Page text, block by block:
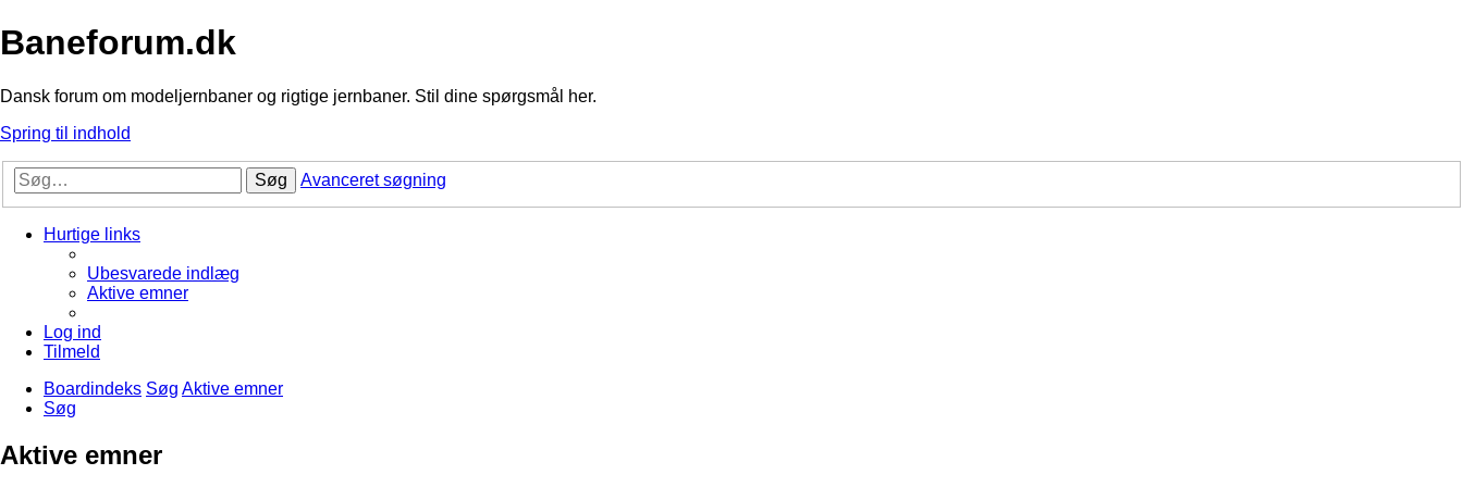
Baneforum.dk
Dansk forum om modeljernbaner og rigtige jernbaner. Stil dine spørgsmål her.
Spring til indhold
Søg Avanceret søgning
Hurtige links
Ubesvarede indlæg
Aktive emner
Log ind
Tilmeld
Boardindeks Søg Aktive emner
Søg
Aktive emner